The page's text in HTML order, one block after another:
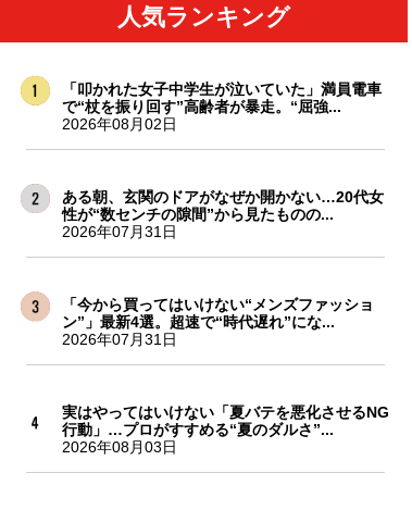
人気ランキング
「叩かれた女子中学生が泣いていた」満員電車
で“杖を振り回す”高齢者が暴走。“屈強...
2026年08月02日
ある朝、玄関のドアがなぜか開かない…20代女
性が“数センチの隙間”から見たものの...
2026年07月31日
「今から買ってはいけない“メンズファッショ
ン”」最新4選。超速で“時代遅れ”にな...
2026年07月31日
実はやってはいけない「夏バテを悪化させるNG
行動」…プロがすすめる“夏のダルさ”...
2026年08月03日